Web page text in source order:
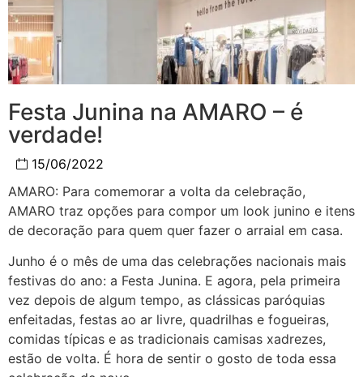
Festa Junina na AMARO – é
verdade!
15/06/2022
AMARO: Para comemorar a volta da celebração,
AMARO traz opções para compor um look junino e itens
de decoração para quem quer fazer o arraial em casa.
Junho é o mês de uma das celebrações nacionais mais
festivas do ano: a Festa Junina. E agora, pela primeira
vez depois de algum tempo, as clássicas paróquias
enfeitadas, festas ao ar livre, quadrilhas e fogueiras,
comidas típicas e as tradicionais camisas xadrezes,
estão de volta. É hora de sentir o gosto de toda essa